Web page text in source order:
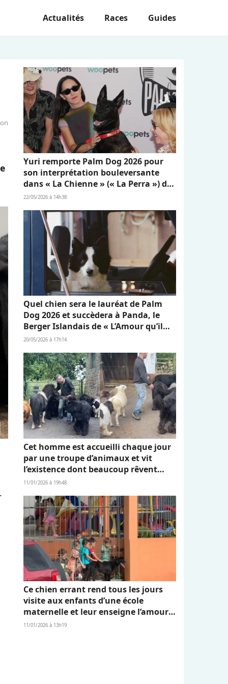
Actualités Races Guides
Yuri remporte Palm Dog 2026 pour
son interprétation bouleversante
dans « La Chienne » (« La Perra ») de
Dominga Sotomayor
22/05/2026 à 14h38
Quel chien sera le lauréat de Palm
Dog 2026 et succèdera à Panda, le
Berger Islandais de « L’Amour qu’il
nous reste » ?
20/05/2026 à 17h14
Cet homme est accueilli chaque jour
par une troupe d’animaux et vit
l’existence dont beaucoup rêvent
(vidéo)
11/01/2026 à 19h48
Ce chien errant rend tous les jours
visite aux enfants d’une école
maternelle et leur enseigne l’amour
et l’empathie (vidéo)
11/01/2026 à 13h19